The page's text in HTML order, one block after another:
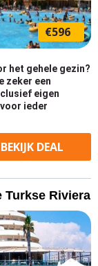
€596
het gehele gezin?
zeker een
eigen
ieder
BEKIJK DEAL
Turkse Riviera